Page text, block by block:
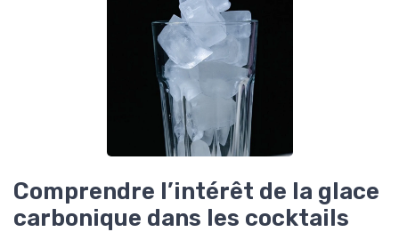
Comprendre l’intérêt de la glace
carbonique dans les cocktails